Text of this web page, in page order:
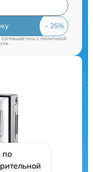
c политикой
по